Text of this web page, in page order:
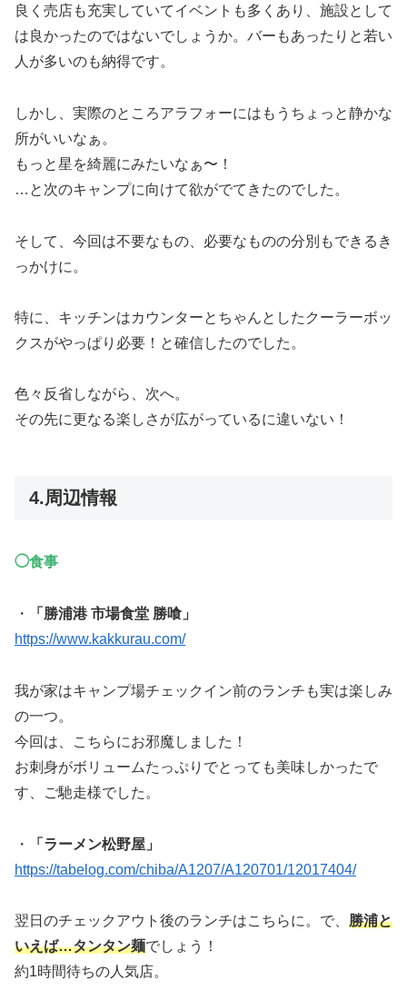
良く売店も充実していてイベントも多くあり、施設として
は良かったのではないでしょうか。バーもあったりと若い
人が多いのも納得です。
しかし、実際のところアラフォーにはもうちょっと静かな
所がいいなぁ。
もっと星を綺麗にみたいなぁ〜！
…と次のキャンプに向けて欲がでてきたのでした。
そして、今回は不要なもの、必要なものの分別もできるき
っかけに。
特に、キッチンはカウンターとちゃんとしたクーラーボッ
クスがやっぱり必要！と確信したのでした。
色々反省しながら、次へ。
その先に更なる楽しさが広がっているに違いない！
4.周辺情報
◯食事
・
「勝浦港 市場食堂 勝喰」
https://www.kakkurau.com/
我が家はキャンプ場チェックイン前のランチも実は楽しみ
の一つ。
今回は、こちらにお邪魔しました！
お刺身がボリュームたっぷりでとっても美味しかったで
す、ご馳走様でした。
・
「ラーメン松野屋」
https://tabelog.com/chiba/A1207/A120701/12017404/
翌日のチェックアウト後のランチはこちらに。で、 勝浦と
いえば…タンタン麺でしょう！
約1時間待ちの人気店。